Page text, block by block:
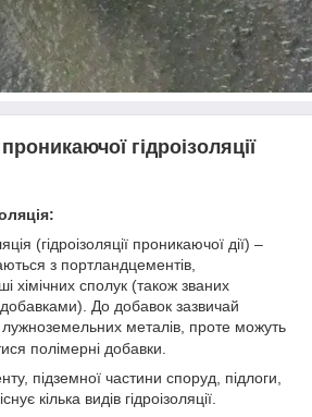
гідроізоляції
:
(гідроізоляції проникаючої дії) –
з портландцементів,
хімічних сполук (також званих
До добавок зазвичай
лужноземельних металів, проте можуть
полімерні добавки.
підземної частини споруд, підлоги,
кілька видів гідроізоляції.